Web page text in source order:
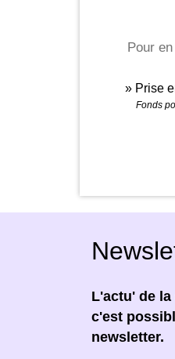
Pour
Prise
Fonds
L'actu' de
c'est
newsletter.